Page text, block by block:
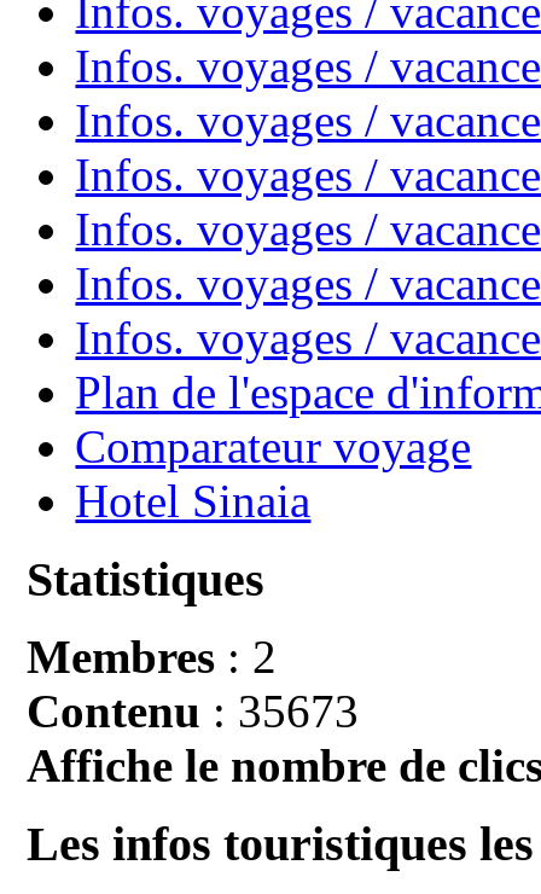
Infos. voyages /
Infos. voyages /
Infos. voyages /
Infos. voyages /
Infos. voyages /
Infos. voyages /
Infos. voyages /
Plan de l'espace
Comparateur voyage
Hotel Sinaia
Statistiques
Membres : 2
Contenu : 35673
Affiche le nombre de
Les infos touristiques